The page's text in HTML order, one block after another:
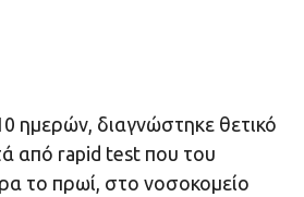
ημερών, διαγνώστηκε θετικό
από rapid test που του
το πρωί, στο νοσοκομείο